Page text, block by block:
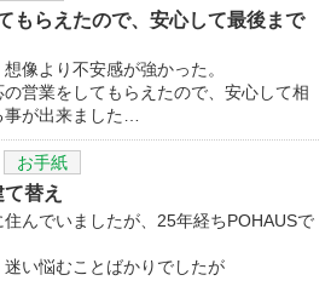
もらえたので、安心して最後まで
像より不安感が強かった。
営業をしてもらえたので、安心して相
が出来ました…
お手紙
替え
んでいましたが、25年経ちPOHAUSで
い悩むことばかりでしたが